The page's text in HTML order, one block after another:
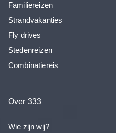
Familiereizen
Strandvakanties
Fly drives
Stedenreizen
Combinatiereis
Over 333
Wie zijn wij?